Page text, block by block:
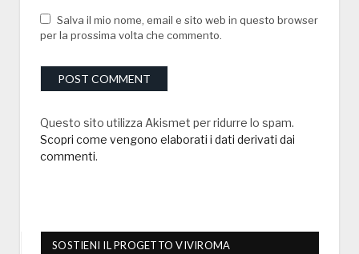
Salva il mio nome, email e sito web in questo browser
per la prossima volta che commento.
Questo sito utilizza Akismet per ridurre lo spam.
Scopri come vengono elaborati i dati derivati dai
commenti.
SOSTIENI IL PROGETTO VIVIROMA